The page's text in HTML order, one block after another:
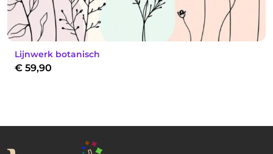
Lijnwerk botanisch
€ 59,90